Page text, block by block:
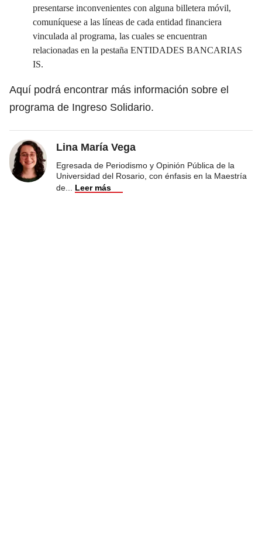
presentarse inconvenientes con alguna billetera móvil,
comuníquese a las líneas de cada entidad financiera
vinculada al programa, las cuales se encuentran
relacionadas en la pestaña ENTIDADES BANCARIAS
IS.
Aquí podrá encontrar más información sobre el
programa de Ingreso Solidario.
Lina María Vega
Egresada de Periodismo y Opinión Pública de la
Universidad del Rosario, con énfasis en la Maestría
de
Leer más